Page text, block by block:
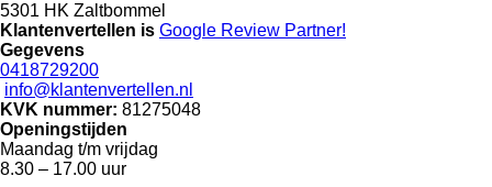
5301 HK Zaltbommel
Klantenvertellen is Google Review Partner!
Gegevens
0418729200
info@klantenvertellen.nl
KVK nummer: 81275048
Openingstijden
Maandag t/m vrijdag
8.30 – 17.00 uur